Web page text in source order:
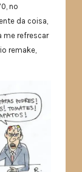
no
da coisa,
me refrescar
remake,